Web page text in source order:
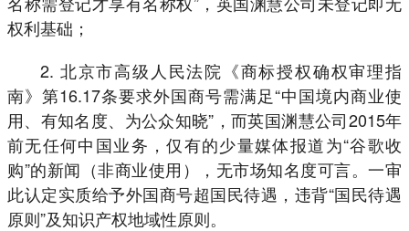
权利基础；
2. 北京市高级人民法院《商标授权确权审理指
南》第16.17条要求外国商号需满足“中国境内商业使
用、有知名度、为公众知晓”，而英国渊慧公司2015年
前无任何中国业务，仅有的少量媒体报道为“谷歌收
购”的新闻（非商业使用），无市场知名度可言。一审
此认定实质给予外国商号超国民待遇，违背“国民待遇
原则”及知识产权地域性原则。